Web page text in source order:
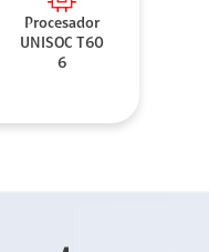
Procesador
UNISOC T60
6